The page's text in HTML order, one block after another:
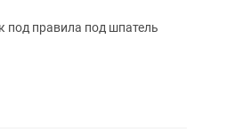
под правила под шпатель